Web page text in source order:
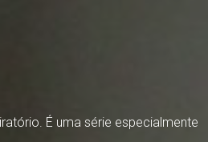
É uma série especialmente